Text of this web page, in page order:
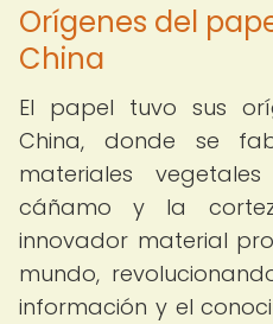
Orígenes del
China
El papel tuvo sus
China, donde se
materiales
cáñamo y la
innovador material
mundo,
información y el